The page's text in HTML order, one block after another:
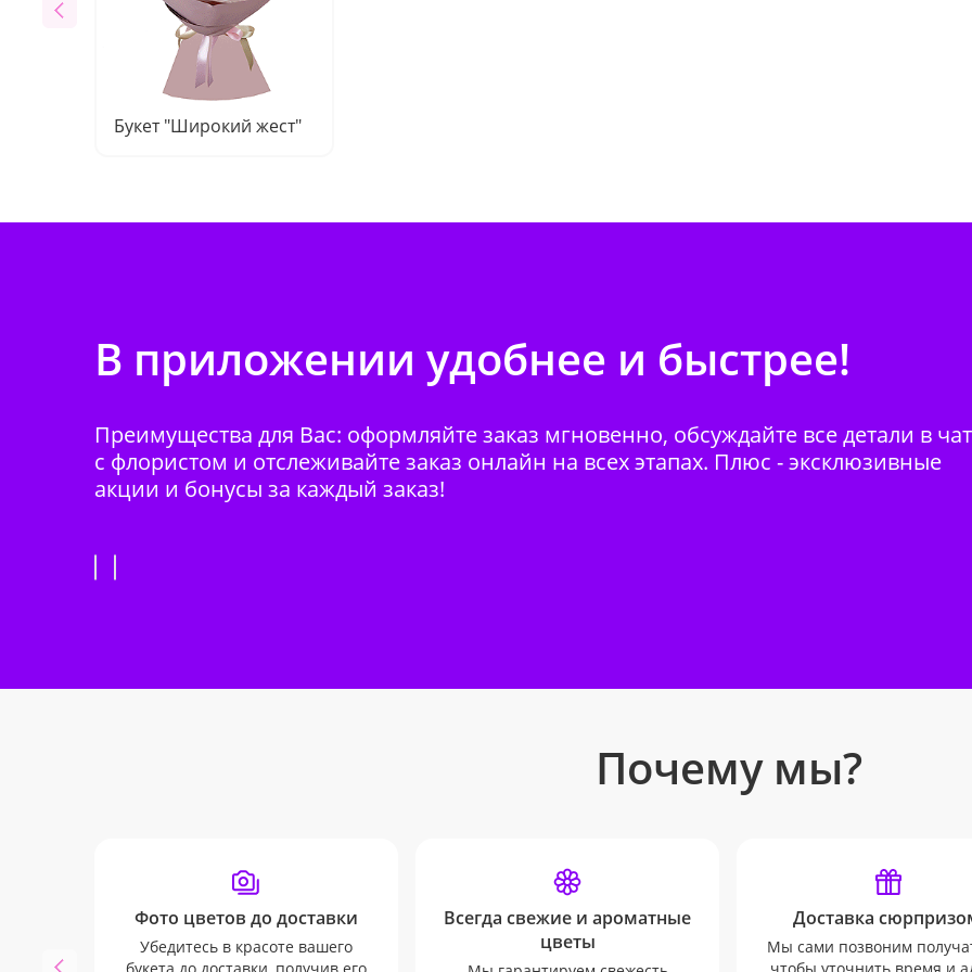
Букет "Широкий жест"
В приложении удобнее и быстрее!
Преимущества для Вас: оформляйте заказ мгновенно, обсуждайте все детали в
с флористом и отслеживайте заказ онлайн на всех этапах. Плюс - эксклюзивные
акции и бонусы за каждый заказ!
Почему мы?
Фото цветов до доставки
Убедитесь в красоте вашего
Всегда свежие и ароматные
цветы
Доставка
Мы сами позвоним